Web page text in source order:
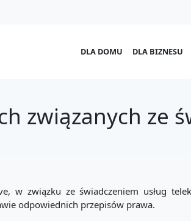
DLA DOMU DLA BIZNESU
związanych ze
w związku ze świadczeniem usług
odpowiednich przepisów prawa.